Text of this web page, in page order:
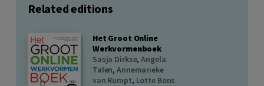
Related editions
Het Groot Online
Werkvormenboek
Sasja Dirkse,Angela
Talen,Annemarieke
van Rumpt, Lotte Bons